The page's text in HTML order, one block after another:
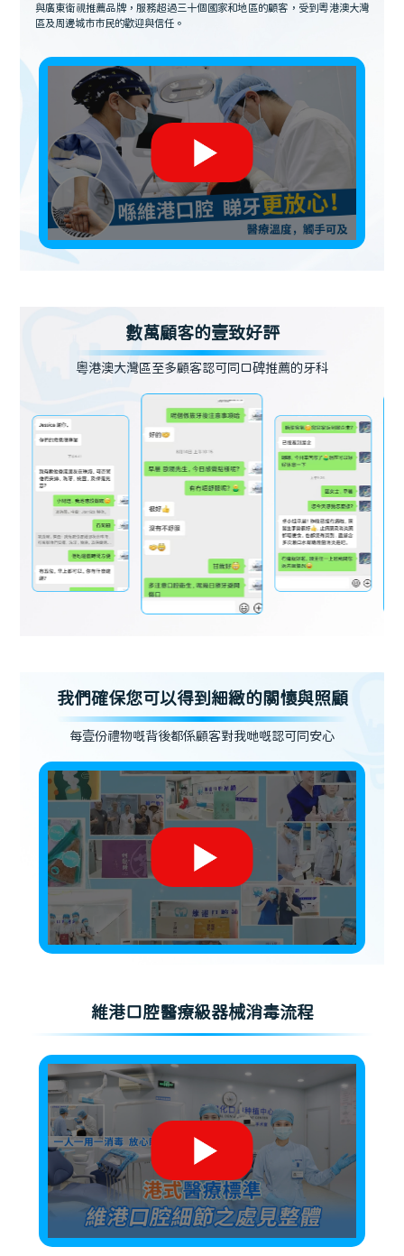
與廣東衛視推薦品牌，服務超過三十個國家和地區的顧客，受到粵港澳大灣
區及周邊城市市民的歡迎與信任。
數萬顧客的壹致好評
粵港澳大灣區至多顧客認可同口碑推薦的牙科
我們確保您可以得到細緻的關懷與照顧
每壹份禮物嘅背後都係顧客對我哋嘅認可同安心
維港口腔醫療級器械消毒流程